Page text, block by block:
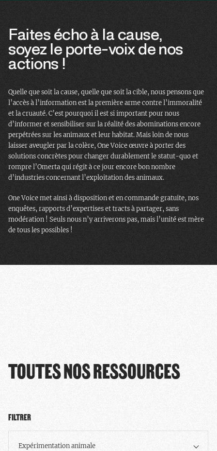
Faites écho à la cause,
soyez le porte-voix de nos
actions !
Quelle que soit la cause, quelle que soit la cible, nous pensons que
l’accès à l’information est la première arme contre l’immoralité
et la cruauté. C’est pourquoi il est si important pour nous
d’informer et sensibiliser sur la réalité des abominations encore
perpétrées sur les animaux et leur habitat. Mais loin de nous
laisser aveugler par la colère, One Voice œuvre à porter des
solutions concrètes pour changer durablement le statut-quo et
rompre l’Omerta qui régit à ce jour encore bon nombre
d’industries concernant l’exploitation des animaux.
One Voice met ainsi à disposition et en commande gratuite, nos
enquêtes, rapports d’expertises et tracts à partager, sans
modération ! Seuls nous n’y arriverons pas, mais l’unité est mère
de tous les possibles !
TOUTES NOS RESSOURCES
FILTRER
Expérimentation animale